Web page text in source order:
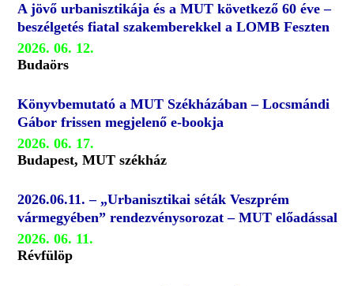
A jövő urbanisztikája és a MUT következő 60 éve –
beszélgetés fiatal szakemberekkel a LOMB Feszten
2026. 06. 12.
Budaörs
Könyvbemutató a MUT Székházában – Locsmándi
Gábor frissen megjelenő e-bookja
2026. 06. 17.
Budapest, MUT székház
2026.06.11. – „Urbanisztikai séták Veszprém
vármegyében” rendezvénysorozat – MUT előadással
2026. 06. 11.
Révfülöp